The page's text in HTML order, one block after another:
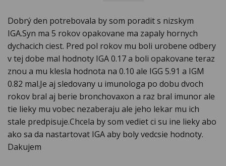
Dobrý den potrebovala by som poradit s nizskym
IGA.Syn ma 5 rokov opakovane ma zapaly hornych
dychacich ciest. Pred pol rokov mu boli urobene odbery
v tej dobe mal hodnoty IGA 0.17 a boli opakovane teraz
znou a mu klesla hodnota na 0.10 ale IGG 5.91 a IGM
0.82 mal.Je aj sledovany u imunologa po dobu dvoch
rokov bral aj berie bronchovaxon a raz bral imunor ale
tie lieky mu vobec nezaberaju ale jeho lekar mu ich
stale predpisuje.Chcela by som vediet ci su ine lieky abo
ako sa da nastartovat IGA aby boly vedcsie hodnoty.
Dakujem